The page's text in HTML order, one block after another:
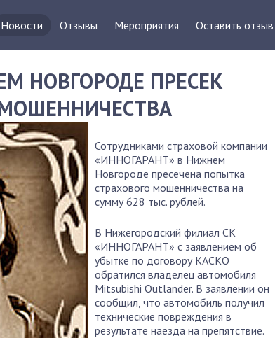
Новости Отзывы Мероприятия Оставить отзыв
НОВГОРОДЕ ПРЕСЕК
Сотрудниками страховой компании
«ИННОГАРАНТ» в Нижнем
Новгороде пресечена попытка
страхового мошенничества на
сумму 628 тыс. рублей.
В Нижегородский филиал СК
«ИННОГАРАНТ» с заявлением об
убытке по договору КАСКО
обратился владелец автомобиля
Mitsubishi Outlander. В заявлении он
сообщил, что автомобиль получил
технические повреждения в
результате наезда на препятствие.